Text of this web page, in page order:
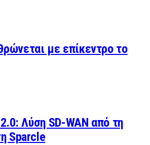
με επίκεντρο το
Λύση SD-WAN από τη
Sparcle